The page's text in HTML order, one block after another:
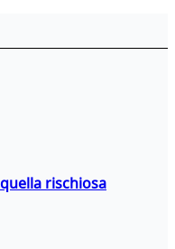
rischiosa